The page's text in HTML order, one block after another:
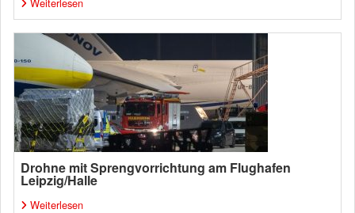
Drohne mit Sprengvorrichtung am Flughafen
Leipzig/Halle
Weiterlesen